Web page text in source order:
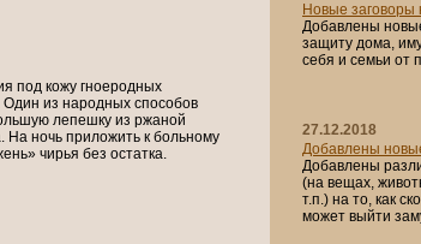
под кожу гноеродных
Один из народных способов
лепешку из ржаной
На ночь приложить к больному
чирья без остатка.
Новые заговоры
Добавлены
защиту дома,
себя и семьи от
27.12.2018
Добавлены
Добавлены
(на вещах,
т.п.) на то, как
может выйти